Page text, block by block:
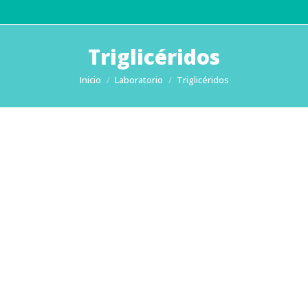
Triglicéridos
Estás aquí:
Inicio Laboratorio Triglicéridos